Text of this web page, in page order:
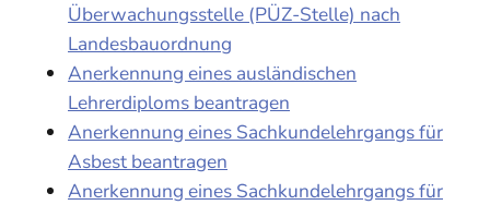
Überwachungsstelle (PÜZ-Stelle) nach
Landesbauordnung
Anerkennung eines ausländischen
Lehrerdiploms beantragen
Anerkennung eines Sachkundelehrgangs für
Asbest beantragen
Anerkennung eines Sachkundelehrgangs für